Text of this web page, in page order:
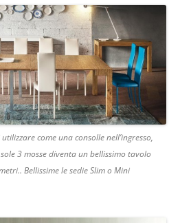
come una consolle nell’ingresso,
3 mosse diventa un bellissimo tavolo
Bellissime le sedie Slim o Mini